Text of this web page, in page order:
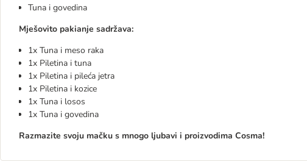
Tuna i govedina
Mješovito pakianje sadržava:
1x Tuna i meso raka
1x Piletina i tuna
1x Piletina i pileća jetra
1x Piletina i kozice
1x Tuna i losos
1x Tuna i govedina
Razmazite svoju mačku s mnogo ljubavi i proizvodima Cosma!